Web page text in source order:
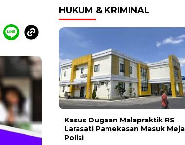
HUKUM & KRIMINAL
Kasus Dugaan Malapraktik RS
Larasati Pamekasan Masuk Meja
Polisi